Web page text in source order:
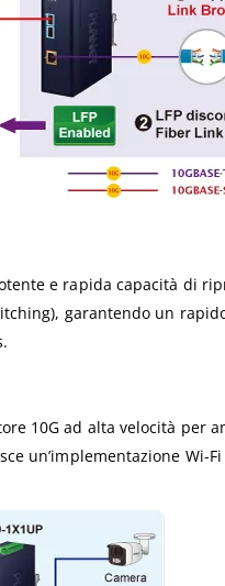
e rapida capacità di
garantendo un
10G ad alta velocità
un’implementazione